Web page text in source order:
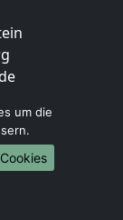
um die